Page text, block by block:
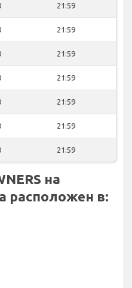
21:59
21:59
21:59
21:59
21:59
21:59
21:59
на
расположен в: